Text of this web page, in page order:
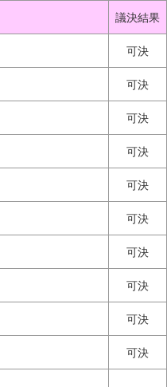
議決結果
可決
可決
可決
可決
可決
可決
可決
可決
可決
可決